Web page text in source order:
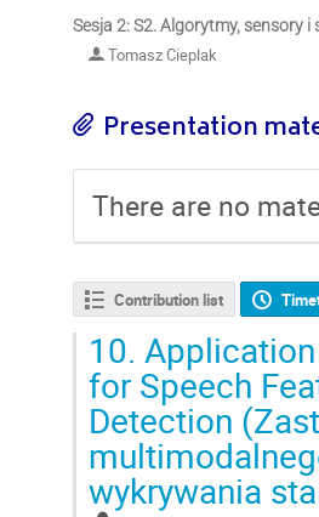
Sesja 2: S2. Algorytmy, sensory i
Tomasz Cieplak
Presentation
There are no
Contribution list
10.
for Speech
Detection
wykrywania